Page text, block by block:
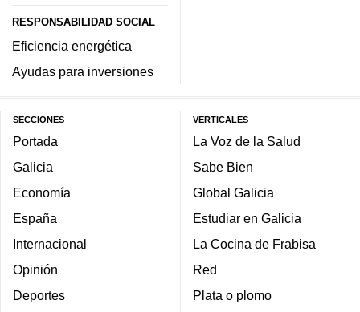
RESPONSABILIDAD SOCIAL
Eficiencia energética
Ayudas para inversiones
SECCIONES
Portada
Galicia
Economía
España
Internacional
Opinión
Deportes
VERTICALES
La Voz de la Salud
Sabe Bien
Global Galicia
Estudiar en Galicia
La Cocina de Frabisa
Red
Plata o plomo